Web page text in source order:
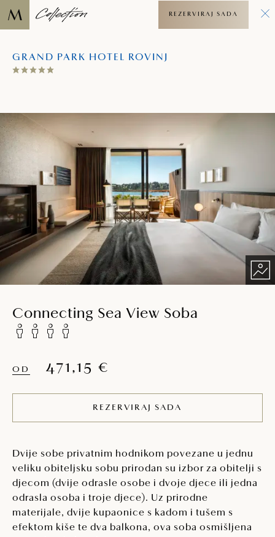
GRAND PARK HOTEL ROVINJ
REZERVIRAJ SADA
Connecting Sea View Soba
OD 471,15 €
REZERVIRAJ SADA
Dvije sobe privatnim hodnikom povezane u jednu
veliku obiteljsku sobu prirodan su izbor za obitelji s
djecom (dvije odrasle osobe i dvoje djece ili jedna
odrasla osoba i troje djece). Uz prirodne
materijale, dvije kupaonice s kadom i tušem s
efektom kiše te dva balkona, ova soba osmišljena